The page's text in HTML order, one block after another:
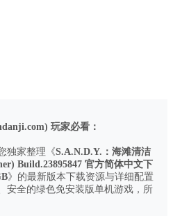
玩家必看：
独家整理《S.A.N.D.Y.：海滩清洁
Build.23895847 官方简体中文下
》的最新版本下载资源与详细配置
安全的绿色免安装版单机游戏，所